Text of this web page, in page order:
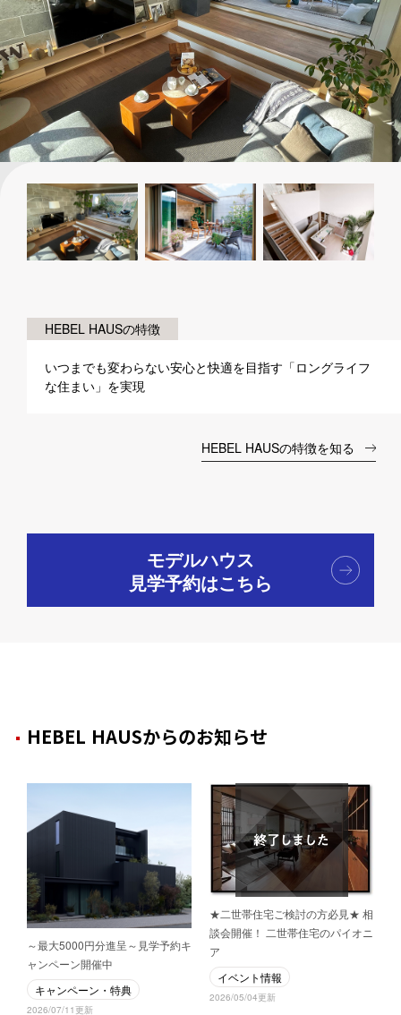
HEBEL HAUSの特徴
いつまでも変わらない安心と快適を目指す「ロングライフ
な住まい」を実現
HEBEL HAUSの特徴を知る
モデルハウス
見学予約はこちら
HEBEL HAUSからのお知らせ
～最大5000円分進呈～見学予約キ
ャンペーン開催中
キャンペーン・特典
2026/07/11更新
★二世帯住宅ご検討の方必見★ 相
談会開催！ 二世帯住宅のパイオニ
ア
イベント情報
2026/05/04更新